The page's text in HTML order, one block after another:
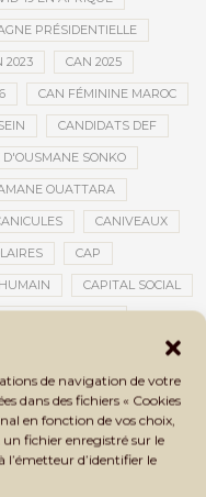
de navigation de votre
dans des fichiers « Cookies
en fonction de vos choix,
fichier enregistré sur le
d’identifier le
PRÉSIDENTIELLE
2023 CAN 2025
CAN FÉMININE MAROC
CANDIDATS DEF
SONKO
OUATTARA
CANIVEAUX
CAP
CAPITAL SOCIAL
NINA CARTONS ROUGES
NATURELLE
NATURELLES
CDAT CECOGEC
NATIONALE